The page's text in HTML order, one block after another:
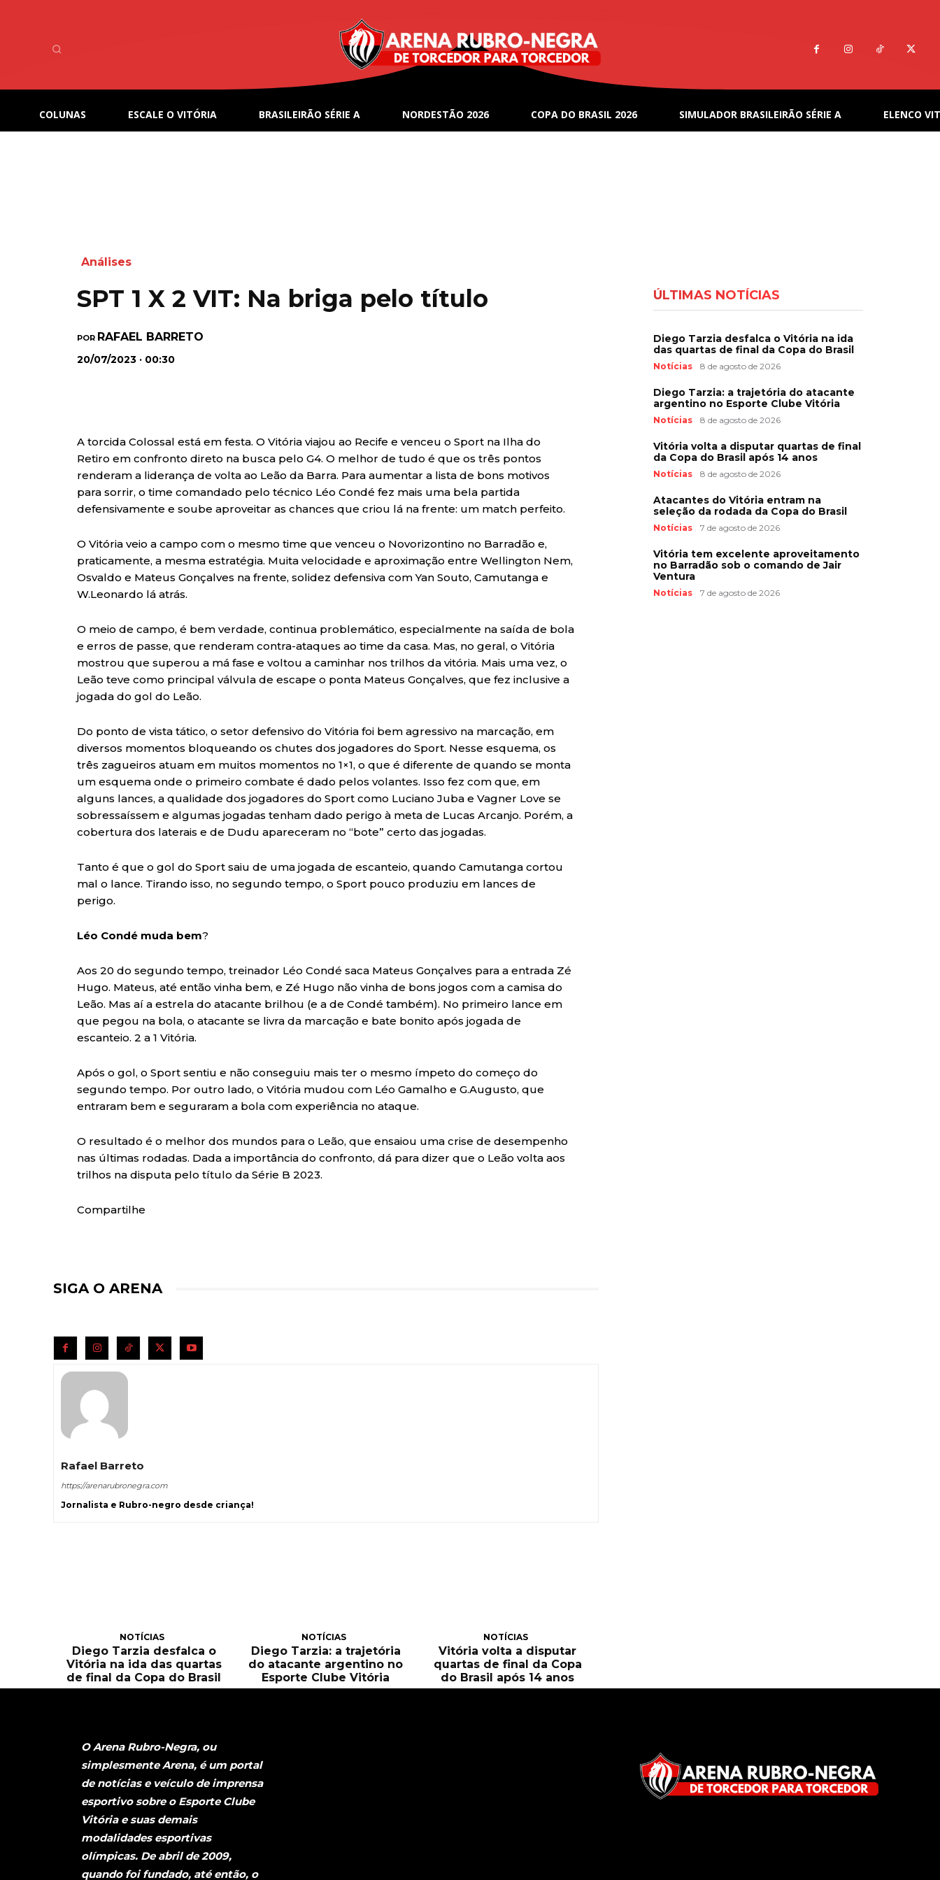
COLUNAS ESCALE O VITÓRIA BRASILEIRÃO SÉRIE A NORDESTÃO 2026 COPA DO BRASIL 2026 SIMULADOR BRASILEIRÃO SÉRIE A ELENCO
Análises
SPT 1 X 2 VIT: Na briga pelo título
POR RAFAEL BARRETO
20/07/2023 · 00:30
A torcida Colossal está em festa. O Vitória viajou ao Recife e venceu o Sport na Ilha do
Retiro em confronto direto na busca pelo G4. O melhor de tudo é que os três pontos
renderam a liderança de volta ao Leão da Barra. Para aumentar a lista de bons motivos
para sorrir, o time comandado pelo técnico Léo Condé fez mais uma bela partida
defensivamente e soube aproveitar as chances que criou lá na frente: um match perfeito.
O Vitória veio a campo com o mesmo time que venceu o Novorizontino no Barradão e,
praticamente, a mesma estratégia. Muita velocidade e aproximação entre Wellington Nem,
Osvaldo e Mateus Gonçalves na frente, solidez defensiva com Yan Souto, Camutanga e
W.Leonardo lá atrás.
O meio de campo, é bem verdade, continua problemático, especialmente na saída de bola
e erros de passe, que renderam contra-ataques ao time da casa. Mas, no geral, o Vitória
mostrou que superou a má fase e voltou a caminhar nos trilhos da vitória. Mais uma vez, o
Leão teve como principal válvula de escape o ponta Mateus Gonçalves, que fez inclusive a
jogada do gol do Leão.
Do ponto de vista tático, o setor defensivo do Vitória foi bem agressivo na marcação, em
diversos momentos bloqueando os chutes dos jogadores do Sport. Nesse esquema, os
três zagueiros atuam em muitos momentos no 1×1, o que é diferente de quando se monta
um esquema onde o primeiro combate é dado pelos volantes. Isso fez com que, em
alguns lances, a qualidade dos jogadores do Sport como Luciano Juba e Vagner Love se
sobressaíssem e algumas jogadas tenham dado perigo à meta de Lucas Arcanjo. Porém, a
cobertura dos laterais e de Dudu apareceram no “bote” certo das jogadas.
Tanto é que o gol do Sport saiu de uma jogada de escanteio, quando Camutanga cortou
mal o lance. Tirando isso, no segundo tempo, o Sport pouco produziu em lances de
perigo.
Léo Condé muda bem?
Aos 20 do segundo tempo, treinador Léo Condé saca Mateus Gonçalves para a entrada Zé
Hugo. Mateus, até então vinha bem, e Zé Hugo não vinha de bons jogos com a camisa do
Leão. Mas aí a estrela do atacante brilhou (e a de Condé também). No primeiro lance em
que pegou na bola, o atacante se livra da marcação e bate bonito após jogada de
escanteio. 2 a 1 Vitória.
Após o gol, o Sport sentiu e não conseguiu mais ter o mesmo ímpeto do começo do
segundo tempo. Por outro lado, o Vitória mudou com Léo Gamalho e G.Augusto, que
entraram bem e seguraram a bola com experiência no ataque.
O resultado é o melhor dos mundos para o Leão, que ensaiou uma crise de desempenho
nas últimas rodadas. Dada a importância do confronto, dá para dizer que o Leão volta aos
trilhos na disputa pelo título da Série B 2023.
Compartilhe
SIGA O ARENA
Rafael Barreto
https://arenarubronegra.com
Jornalista e Rubro-negro desde criança!
NOTÍCIAS
Diego Tarzia desfalca o
Vitória na ida das quartas
de final da Copa do Brasil
NOTÍCIAS
Diego Tarzia: a trajetória
do atacante argentino no
Esporte Clube Vitória
NOTÍCIAS
Vitória volta a disputar
quartas de final da Copa
do Brasil após 14 anos
ÚLTIMAS NOTÍCIAS
Diego Tarzia desfalca o Vitória na ida
das quartas de final da Copa do Brasil
Notícias 8 de agosto de 2026
Diego Tarzia: a trajetória do atacante
argentino no Esporte Clube Vitória
Notícias 8 de agosto de 2026
Vitória volta a disputar quartas de final
da Copa do Brasil após 14 anos
Notícias 8 de agosto de 2026
Atacantes do Vitória entram na
seleção da rodada da Copa do Brasil
Notícias 7 de agosto de 2026
Vitória tem excelente aproveitamento
no Barradão sob o comando de Jair
Ventura
Notícias 7 de agosto de 2026
O Arena Rubro-Negra, ou
simplesmente Arena, é um portal
de notícias e veículo de imprensa
esportivo sobre o Esporte Clube
Vitória e suas demais
modalidades esportivas
olímpicas. De abril de 2009,
quando foi fundado, até então, o